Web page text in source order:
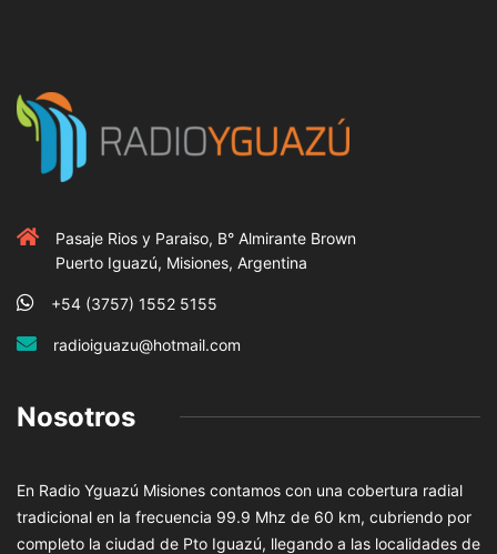
Pasaje Rios y Paraiso, B° Almirante Brown
Puerto Iguazú, Misiones, Argentina
+54 (3757) 1552 5155
radioiguazu@hotmail.com
Nosotros
En Radio Yguazú Misiones contamos con una cobertura radial
tradicional en la frecuencia 99.9 Mhz de 60 km, cubriendo por
completo la ciudad de Pto Iguazú, llegando a las localidades de